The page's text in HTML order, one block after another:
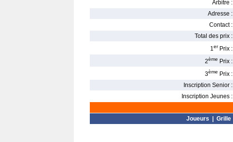
Arbitre :
Adresse :
Contact :
Total des prix :
1er Prix :
2ème Prix :
3ème Prix :
Inscription Senior :
Inscription Jeunes :
Joueurs Grille